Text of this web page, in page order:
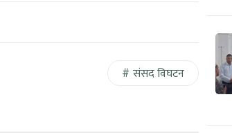
संसद विघटन